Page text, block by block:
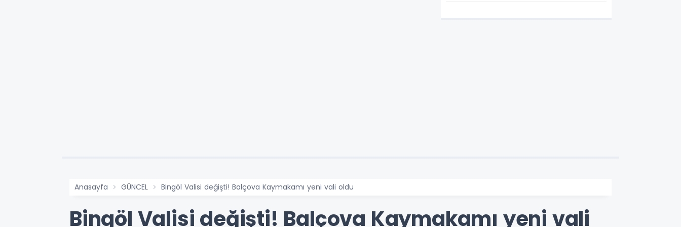
Anasayfa GÜNCEL Bingöl Valisi değişti! Balçova Kaymakamı yeni vali oldu
Bingöl Valisi değişti! Balçova Kaymakamı yeni vali